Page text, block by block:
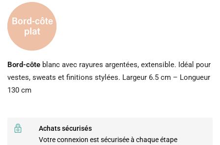
Bord-côte blanc avec rayures argentées, extensible. Idéal pour
vestes, sweats et finitions stylées. Largeur 6.5 cm – Longueur
130 cm
Achats sécurisés
Votre connexion est sécurisée à chaque étape